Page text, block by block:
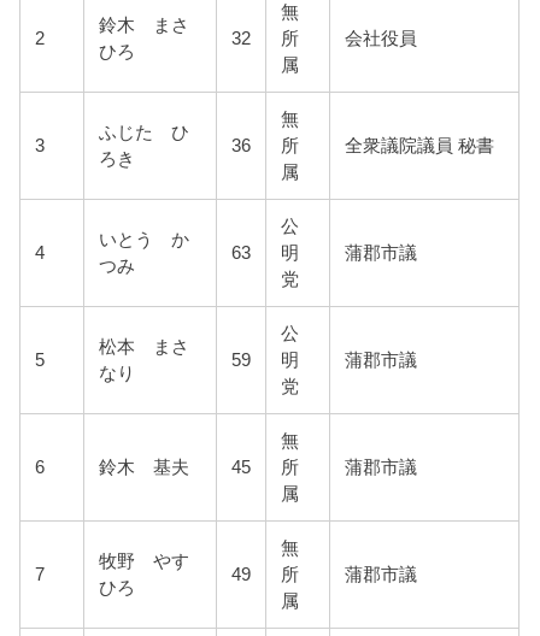
2
鈴木 まさ
ひろ
32
無
所
属
会社役員
3
ふじた ひ
ろき
36
無
所
属
全衆議院議員 秘書
4
いとう か
つみ
63
公
明
党
蒲郡市議
5
松本 まさ
なり
59
公
明
党
蒲郡市議
6 鈴木 基夫 45
無
所
属
蒲郡市議
7
牧野 やす
ひろ
49
無
所
属
蒲郡市議